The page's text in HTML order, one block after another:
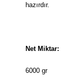
hazırdır.
Net Miktar:
6000 gr